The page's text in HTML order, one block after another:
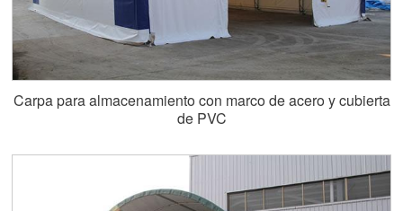
Carpa para almacenamiento con marco de acero y cubierta
de PVC